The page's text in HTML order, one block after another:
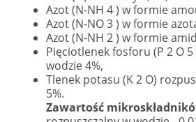
Azot (N-NH 4 ) w formie
Azot (N-NO 3 ) w formie
Azot (N-NH 2 ) w formie
Pięciotlenek fosforu (P 2 O
wodzie 4%,
Tlenek potasu (K 2 O)
5%.
Zawartość